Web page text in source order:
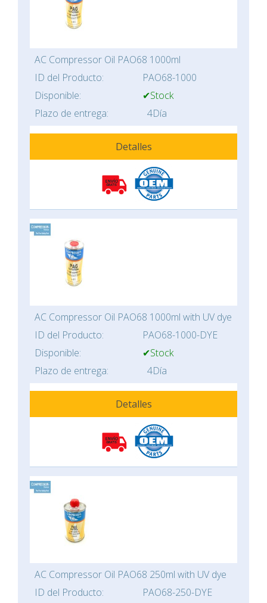
AC Compressor Oil PAO68 1000ml
ID del Producto:
PAO68-1000
Disponible:
✔Stock
Plazo de entrega:
4Día
Detalles
AC Compressor Oil PAO68 1000ml with UV dye
ID del Producto:
PAO68-1000-DYE
Disponible:
✔Stock
Plazo de entrega:
4Día
Detalles
AC Compressor Oil PAO68 250ml with UV dye
ID del Producto:
PAO68-250-DYE